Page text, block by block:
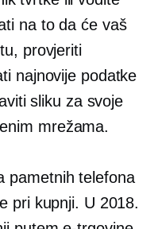
na to da će vaš
provjeriti
najnovije podatke
sliku za svoje
mrežama.
pametnih telefona
pri kupnji. U 2018.